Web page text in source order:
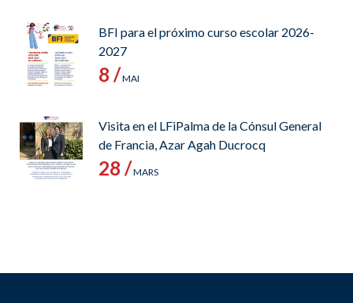
BFI para el próximo curso escolar 2026-
2027
8 /MAI
Visita en el LFiPalma de la Cónsul General
de Francia, Azar Agah Ducrocq
28 /MARS